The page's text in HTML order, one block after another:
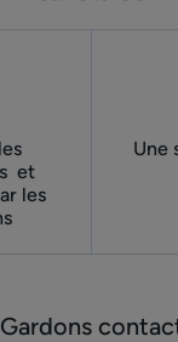
et
les
Une
Gardons